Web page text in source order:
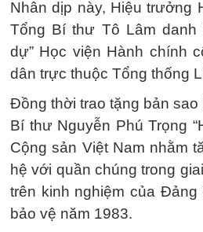
Nhân dịp này, Hiệu trưởng
Tổng Bí thư Tô Lâm danh
dự” Học viện Hành chính
dân trực thuộc Tổng thống
Đồng thời trao tặng bản
Bí thư Nguyễn Phú Trọng
Cộng sản Việt Nam nhằm
hệ với quần chúng trong
trên kinh nghiệm của Đảng
bảo vệ năm 1983.